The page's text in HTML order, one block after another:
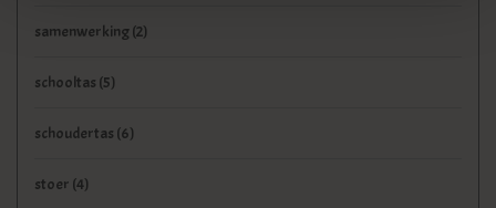
samenwerking(2)
schooltas (5)
schoudertas (6)
stoer (4)